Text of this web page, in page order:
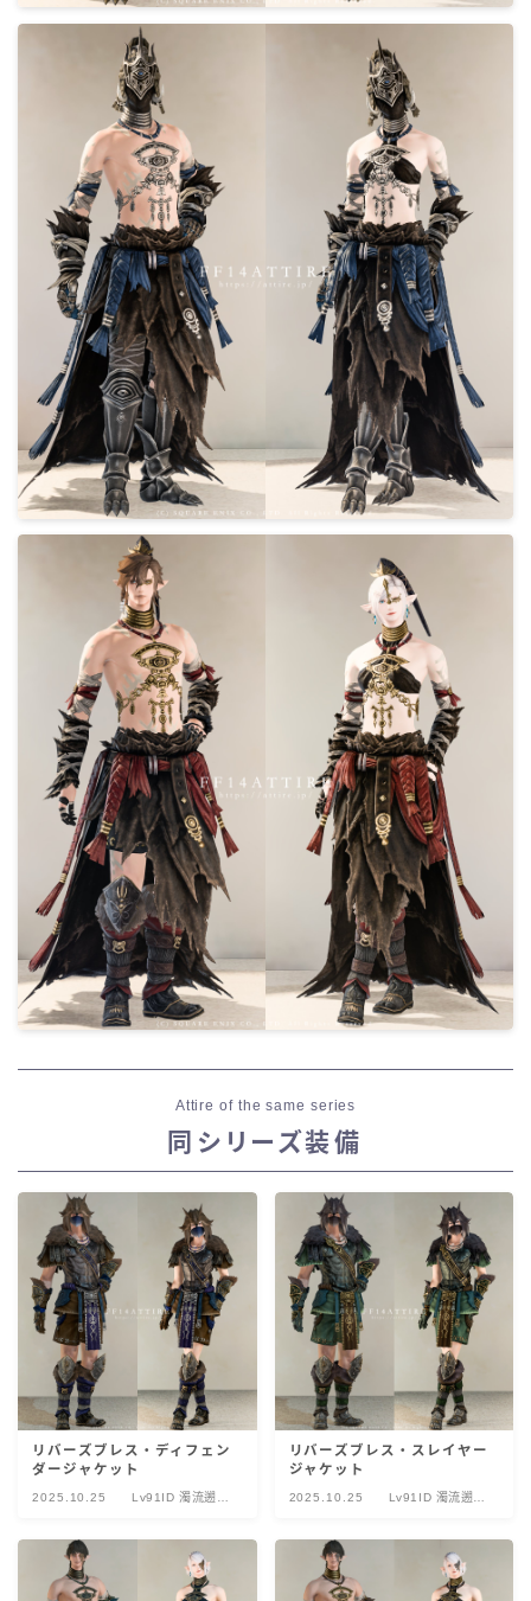
Attire of the same series
同シリーズ装備
リバーズブレス・ディフェン
ダージャケット
2025.10.25
Lv91ID 濁流遡上
リバーズブレス・スレイヤー
ジャケット
2025.10.25
Lv91ID 濁流遡上